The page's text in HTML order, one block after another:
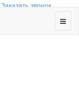
Заказать звонок